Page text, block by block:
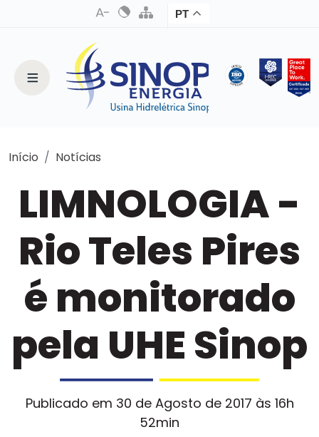
PT
Início Notícias
LIMNOLOGIA -
Rio Teles Pires
é monitorado
pela UHE Sinop
Publicado em 30 de Agosto de 2017 às 16h
52min